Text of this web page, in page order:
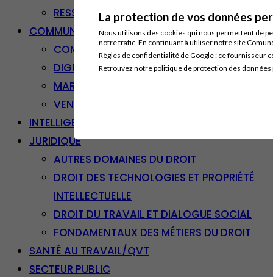
La protection de vos données
Nous utilisons des cookies qui nous permettent de
notre trafic. En continuant à utiliser notre site
Règles de confidentialité de Google: ce fournisseur
Retrouvez notre politique de protection des
RESSOURCES HUMAINES
COMMUNICATION/DIGITAL
COMMUNICATION
DIGITAL
MARKETING
VENTE – RELATION CLIENT
INTELLIGENCE ARTIFICIELLE
JURIDIQUE
AUTRES DOMAINES DU DROIT
DROIT DES TECHNOLOGIES ET PROPRIÉTÉ
INTELLECTUELLE
DROIT DU TRAVAIL ET DIALOGUE SOCIAL
FONDAMENTAUX DES MÉTIERS DU DROIT
SANTÉ AU TRAVAIL/QVT
SECTEUR PUBLIC